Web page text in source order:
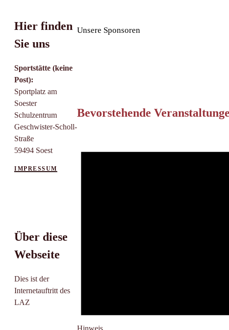
Unsere Sponsoren
Bevorstehende
Hinweis
Hier finden
Sie uns
Sportstätte (keine
Post):
Sportplatz am
Soester
Schulzentrum
Geschwister-Scholl-
Straße
59494 Soest
IMPRESSUM
Über diese
Webseite
Dies ist der
Internetauftritt des
LAZ